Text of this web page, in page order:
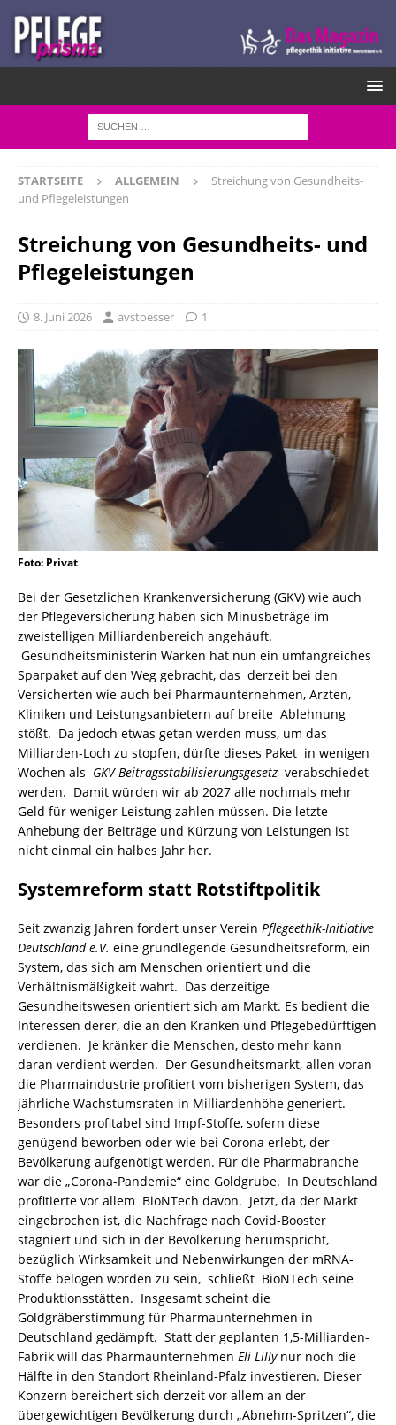
STARTSEITE ALLGEMEIN
Streichung von Gesundheits-
und Pflegeleistungen
Streichung von Gesundheits- und
Pflegeleistungen
8. Juni 2026 avstoesser 1
Foto: Privat
Bei der Gesetzlichen Krankenversicherung (GKV) wie auch
der Pflegeversicherung haben sich Minusbeträge im
zweistelligen Milliardenbereich angehäuft.
Gesundheitsministerin Warken hat nun ein umfangreiches
Sparpaket auf den Weg gebracht, das derzeit bei den
Versicherten wie auch bei Pharmaunternehmen, Ärzten,
Kliniken und Leistungsanbietern auf breite Ablehnung
stößt. Da jedoch etwas getan werden muss, um das
Milliarden-Loch zu stopfen, dürfte dieses Paket in wenigen
Wochen als GKV-Beitragsstabilisierungsgesetz verabschiedet
werden. Damit würden wir ab 2027 alle nochmals mehr
Geld für weniger Leistung zahlen müssen. Die letzte
Anhebung der Beiträge und Kürzung von Leistungen ist
nicht einmal ein halbes Jahr her.
Systemreform statt Rotstiftpolitik
Seit zwanzig Jahren fordert unser Verein Pflegeethik-Initiative
Deutschland e.V. eine grundlegende Gesundheitsreform, ein
System, das sich am Menschen orientiert und die
Verhältnismäßigkeit wahrt. Das derzeitige
Gesundheitswesen orientiert sich am Markt. Es bedient die
Interessen derer, die an den Kranken und Pflegebedürftigen
verdienen. Je kränker die Menschen, desto mehr kann
daran verdient werden. Der Gesundheitsmarkt, allen voran
die Pharmaindustrie profitiert vom bisherigen System, das
jährliche Wachstumsraten in Milliardenhöhe generiert.
Besonders profitabel sind Impf-Stoffe, sofern diese
genügend beworben oder wie bei Corona erlebt, der
Bevölkerung aufgenötigt werden. Für die Pharmabranche
war die „Corona-Pandemie“ eine Goldgrube. In Deutschland
profitierte vor allem BioNTech davon. Jetzt, da der Markt
eingebrochen ist, die Nachfrage nach Covid-Booster
stagniert und sich in der Bevölkerung herumspricht,
bezüglich Wirksamkeit und Nebenwirkungen der mRNA-
Stoffe belogen worden zu sein, schließt BioNTech seine
Produktionsstätten. Insgesamt scheint die
Goldgräberstimmung für Pharmaunternehmen in
Deutschland gedämpft. Statt der geplanten 1,5-Milliarden-
Fabrik will das Pharmaunternehmen Eli Lillynur noch die
Hälfte in den Standort Rheinland-Pfalz investieren. Dieser
Konzern bereichert sich derzeit vor allem an der
übergewichtigen Bevölkerung durch „Abnehm-Spritzen“, die